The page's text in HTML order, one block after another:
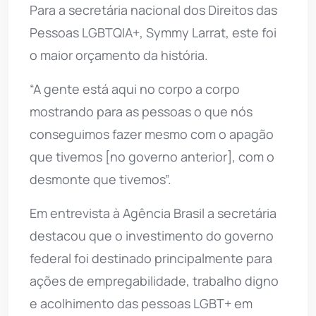
Para a secretária nacional dos Direitos das
Pessoas LGBTQIA+, Symmy Larrat, este foi
o maior orçamento da história.
“A gente está aqui no corpo a corpo
mostrando para as pessoas o que nós
conseguimos fazer mesmo com o apagão
que tivemos [no governo anterior], com o
desmonte que tivemos”.
Em entrevista à Agência Brasil a secretária
destacou que o investimento do governo
federal foi destinado principalmente para
ações de empregabilidade, trabalho digno
e acolhimento das pessoas LGBT+ em